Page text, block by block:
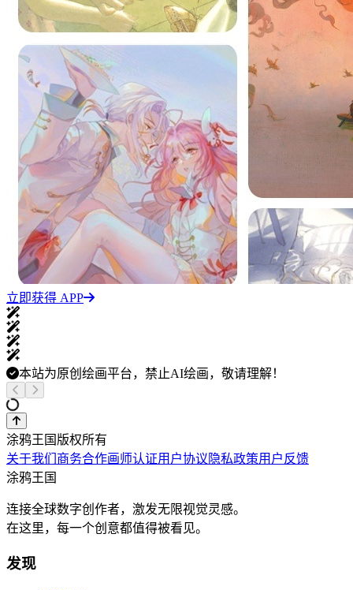
立即获得 APP
本站为原创绘画平台，禁止AI绘画，敬请理解！
涂鸦王国版权所有
关于我们 商务合作画师认证用户协议 隐私政策用户反馈
涂鸦王国
连接全球数字创作者，激发无限视觉灵感。
在这里，每一个创意都值得被看见。
发现